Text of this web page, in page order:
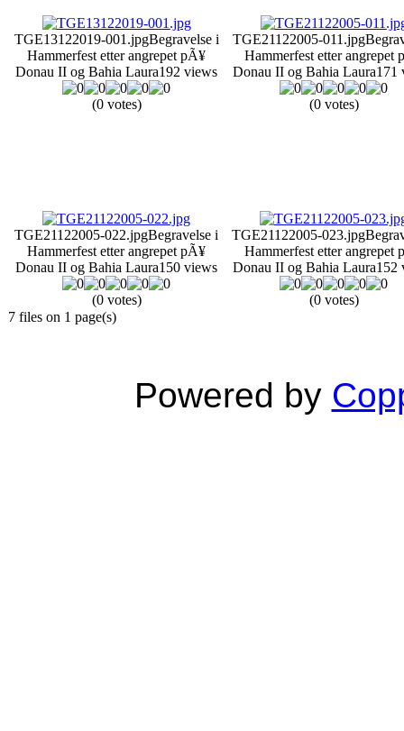
TGE13122019-001.jpgBegravelse i
Hammerfest etter angrepet pÃ¥
Donau II og Bahia Laura192 views
(0 votes)
TGE21122005-011.jpg
Hammerfest etter angrepet
Donau II og Bahia Laura171
(0 votes)
TGE21122005-022.jpgBegravelse i
Hammerfest etter angrepet pÃ¥
Donau II og Bahia Laura150 views
(0 votes)
TGE21122005-023.jpg
Hammerfest etter angrepet
Donau II og Bahia Laura152
(0 votes)
7 files on 1 page(s)
Powered by